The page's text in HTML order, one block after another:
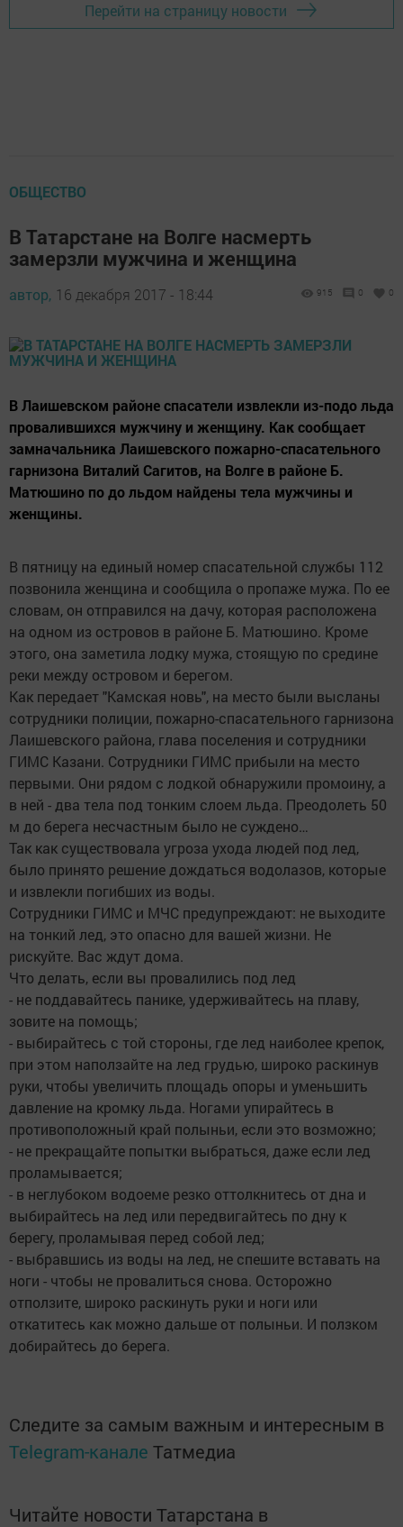
Перейти на страницу новости
ОБЩЕСТВО
В Татарстане на Волге насмерть
замерзли мужчина и женщина
автор, 16 декабря 2017 - 18:44 915 0 0
В Лаишевском районе спасатели извлекли из-подо льда
провалившихся мужчину и женщину. Как сообщает
замначальника Лаишевского пожарно-спасательного
гарнизона Виталий Сагитов, на Волге в районе Б.
Матюшино по до льдом найдены тела мужчины и
женщины.
В пятницу на единый номер спасательной службы 112
позвонила женщина и сообщила о пропаже мужа. По ее
словам, он отправился на дачу, которая расположена
на одном из островов в районе Б. Матюшино. Кроме
этого, она заметила лодку мужа, стоящую по средине
реки между островом и берегом.
Как передает "Камская новь", на место были высланы
сотрудники полиции, пожарно-спасательного гарнизона
Лаишевского района, глава поселения и сотрудники
ГИМС Казани. Сотрудники ГИМС прибыли на место
первыми. Они рядом с лодкой обнаружили промоину, а
в ней - два тела под тонким слоем льда. Преодолеть 50
м до берега несчастным было не суждено…
Так как существовала угроза ухода людей под лед,
было принято решение дождаться водолазов, которые
и извлекли погибших из воды.
Сотрудники ГИМС и МЧС предупреждают: не выходите
на тонкий лед, это опасно для вашей жизни. Не
рискуйте. Вас ждут дома.
Что делать, если вы провалились под лед
- не поддавайтесь панике, удерживайтесь на плаву,
зовите на помощь;
- выбирайтесь с той стороны, где лед наиболее крепок,
при этом наползайте на лед грудью, широко раскинув
руки, чтобы увеличить площадь опоры и уменьшить
давление на кромку льда. Ногами упирайтесь в
противоположный край полыньи, если это возможно;
- не прекращайте попытки выбраться, даже если лед
проламывается;
- в неглубоком водоеме резко оттолкнитесь от дна и
выбирайтесь на лед или передвигайтесь по дну к
берегу, проламывая перед собой лед;
- выбравшись из воды на лед, не спешите вставать на
ноги - чтобы не провалиться снова. Осторожно
отползите, широко раскинуть руки и ноги или
откатитесь как можно дальше от полыньи. И ползком
добирайтесь до берега.
Следите за самым важным и интересным в
Telegram-канале Татмедиа
Читайте новости Татарстана в